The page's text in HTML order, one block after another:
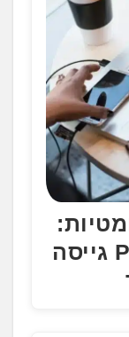
חברת Prime Security גייסה